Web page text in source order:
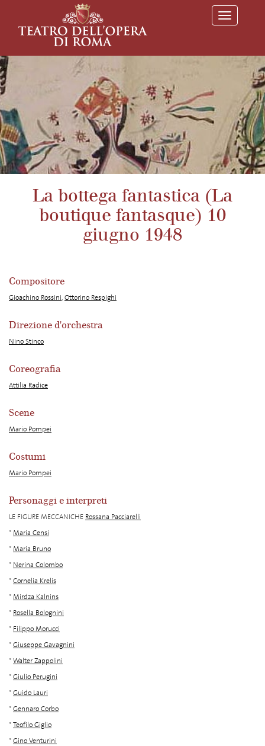
T
o
l
o
n
La bottega fantastica (La
boutique fantasque) 10
giugno 1948
Compositore
Gioachino Rossini,Ottorino Respighi
Direzione d'orchestra
Nino Stinco
Coreografia
Attilia Radice
Scene
Mario Pompei
Costumi
Mario Pompei
Personaggi e interpreti
LE FIGURE MECCANICHE Rossana Pacciarelli
*Maria Censi
*Maria Bruno
* Nerina Colombo
*Cornelia Krelis
*Mirdza Kalnins
* Rosella Bolognini
* Filippo Morucci
*Giuseppe Gavagnini
*Walter Zappolini
*Giulio Perugini
*Guido Lauri
*Gennaro Corbo
*Teofilo Giglio
*Gino Venturini